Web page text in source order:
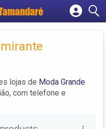
empresa
conta
lojas de Moda Grande
com telefone e